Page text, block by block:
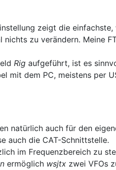
zeigt die
zu verändern. Meine
Rig aufgeführt, ist es
dem PC, meistens per
natürlich auch für den
auch die CAT-Schnittstelle.
im Frequenzbereich zu
ermöglich wsjtx zwei VFOs